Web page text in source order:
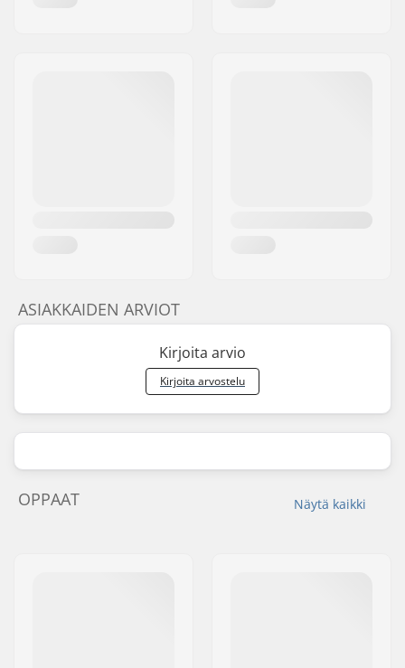
ASIAKKAIDEN ARVIOT
Kirjoita arvio
Kirjoita arvostelu
Näytä kaikki
OPPAAT